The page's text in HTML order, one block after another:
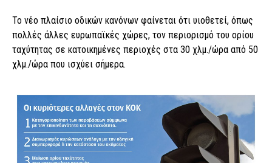
Το νέο πλαίσιο οδικών κανόνων φαίνεται ότι υιοθετεί, όπως
πολλές άλλες ευρωπαϊκές χώρες, τον περιορισμό του ορίου
ταχύτητας σε κατοικημένες περιοχές στα 30 χλμ./ώρα από 50
χλμ./ώρα που ισχύει σήμερα.